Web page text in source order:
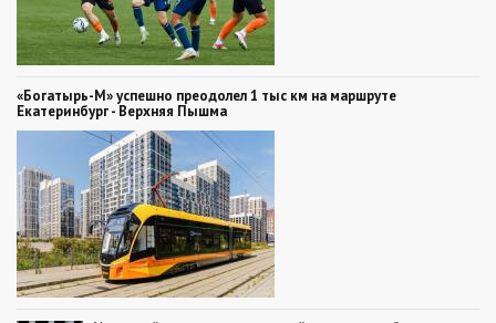
«Богатырь-М» успешно преодолел 1 тыс км на маршруте
Екатеринбург - Верхняя Пышма